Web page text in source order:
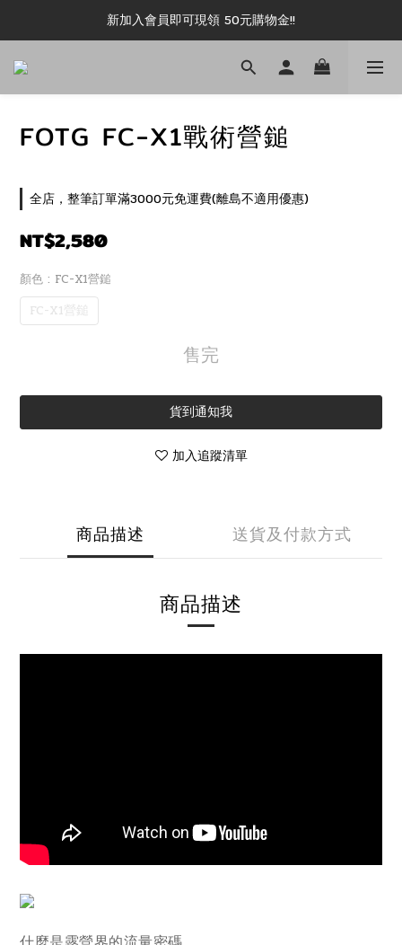
新加入會員即可現領 50元購物金!!
新加入會員即可現領 50元購物金!!
推薦好友露坑無上限領購物金!!
FOTG FC-X1戰術營鎚
全店，整筆訂單滿3000元免運費(離島不適用優惠)
NT$2,580
顏色 : FC-X1營鎚
FC-X1營鎚
售完
貨到通知我
加入追蹤清單
商品描述 送貨及付款方式
商品描述